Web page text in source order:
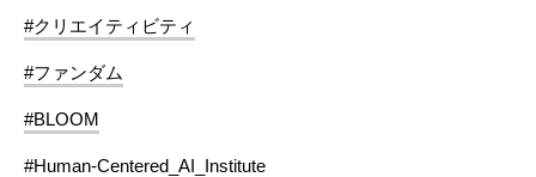
#クリエイティビティ
#ファンダム
#BLOOM
#Human-Centered_AI_Institute